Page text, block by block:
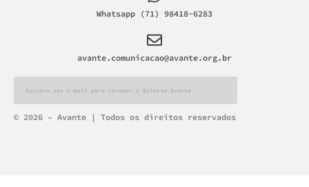
Whatsapp (71) 98418-6283
avante.comunicacao@avante.org.br
Alternative:
© 2026 – Avante | Todos os direitos reservados